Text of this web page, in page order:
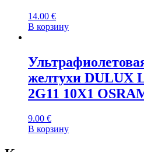
14.00 €
В корзину
желтухи DULUX
2G11 10X1
9.00 €
В корзину